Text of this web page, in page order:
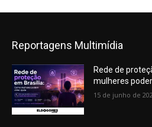
Reportagens Multimídia
Rede de
mulheres
15 de junho de